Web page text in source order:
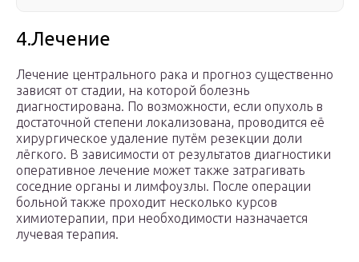
4.Лечение
Лечение центрального рака и прогноз существенно
зависят от стадии, на которой болезнь
диагностирована. По возможности, если опухоль в
достаточной степени локализована, проводится её
хирургическое удаление путём резекции доли
лёгкого. В зависимости от результатов диагностики
оперативное лечение может также затрагивать
соседние органы и лимфоузлы. После операции
больной также проходит несколько курсов
химиотерапии, при необходимости назначается
лучевая терапия.